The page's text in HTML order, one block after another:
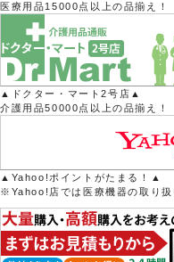
医療用品15000点以上の品揃え！
▲ドクター・マート2号店▲
介護用品50000点以上の品揃え！
▲Yahoo!ポイントがたまる！▲
※Yahoo!店では医療機器の取り扱